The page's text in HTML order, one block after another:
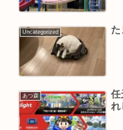
Uncategorized た
あつ森
任
れ